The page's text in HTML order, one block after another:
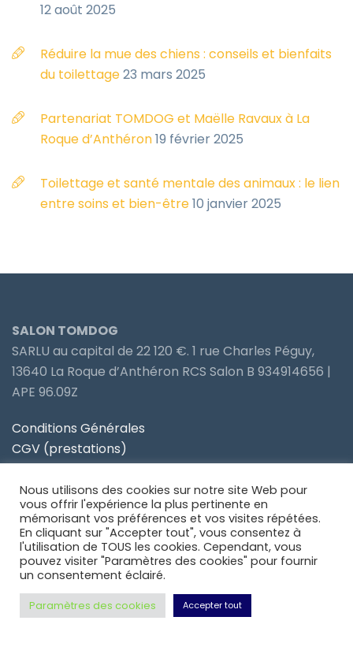
12 août 2025
Réduire la mue des chiens : conseils et bienfaits
du toilettage23 mars 2025
Partenariat TOMDOG et Maëlle Ravaux à La
Roque d’Anthéron19 février 2025
Toilettage et santé mentale des animaux : le lien
entre soins et bien-être10 janvier 2025
SALON TOMDOG
SARLU au capital de 22 120 €. 1 rue Charles Péguy,
13640 La Roque d’Anthéron RCS Salon B 934914656 |
APE 96.09Z
Conditions Générales
CGV (prestations)
Politique de confidentialité
Site partenaire Toiletteur Nos Avis
Site partenaire Anidom
Nous utilisons des cookies sur notre site Web pour
vous offrir l'expérience la plus pertinente en
mémorisant vos préférences et vos visites répétées.
En cliquant sur "Accepter tout", vous consentez à
l'utilisation de TOUS les cookies. Cependant, vous
pouvez visiter "Paramètres des cookies" pour fournir
un consentement éclairé.
Paramètres des cookies Accepter tout